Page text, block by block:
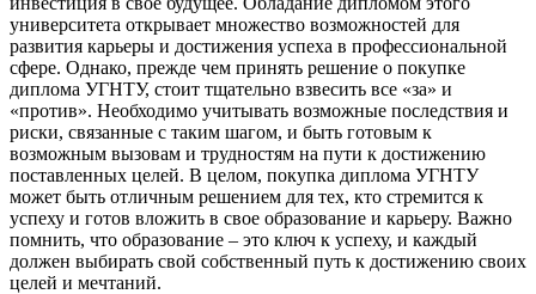
университета открывает множество возможностей для
развития карьеры и достижения успеха в профессиональной
сфере. Однако, прежде чем принять решение о покупке
диплома УГНТУ, стоит тщательно взвесить все «за» и
«против». Необходимо учитывать возможные последствия и
риски, связанные с таким шагом, и быть готовым к
возможным вызовам и трудностям на пути к достижению
поставленных целей. В целом, покупка диплома УГНТУ
может быть отличным решением для тех, кто стремится к
успеху и готов вложить в свое образование и карьеру. Важно
помнить, что образование – это ключ к успеху, и каждый
должен выбирать свой собственный путь к достижению своих
целей и мечтаний.